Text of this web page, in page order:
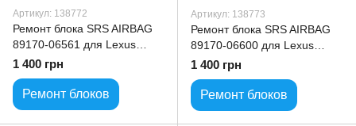
Артикул: 138772
Ремонт блока SRS AIRBAG
89170-06561 для Lexus
Toyota ALL model
1 400 грн
Ремонт блоков
Артикул: 138773
Ремонт блока SRS AIRBAG
89170-06600 для Lexus
Toyota ALL model
1 400 грн
Ремонт блоков